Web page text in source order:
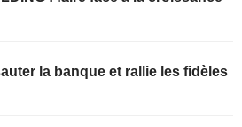
la banque et rallie les fidèles